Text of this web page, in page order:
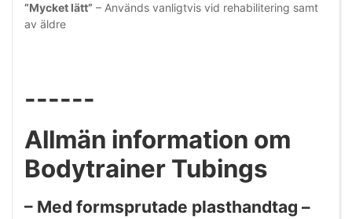
”Mycket lätt” – Används vanligtvis vid rehabilitering samt
av äldre
------
Allmän information om
Bodytrainer Tubings
– Med formsprutade plasthandtag –